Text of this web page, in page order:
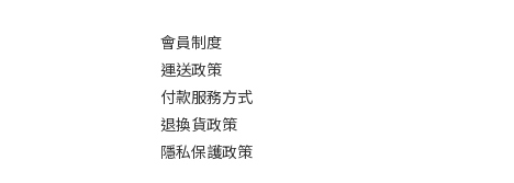
會員制度
運送政策
付款服務方式
退換貨政策
隱私保護政策